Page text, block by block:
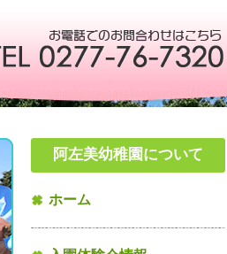
阿左美幼稚園について
ホーム